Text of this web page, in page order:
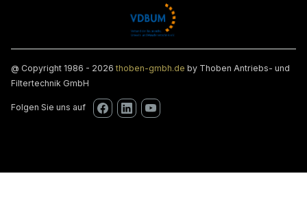
@ Copyright 1986 - 2026thoben-gmbh.de by Thoben Antriebs- und
Filtertechnik GmbH
Folgen Sie uns auf